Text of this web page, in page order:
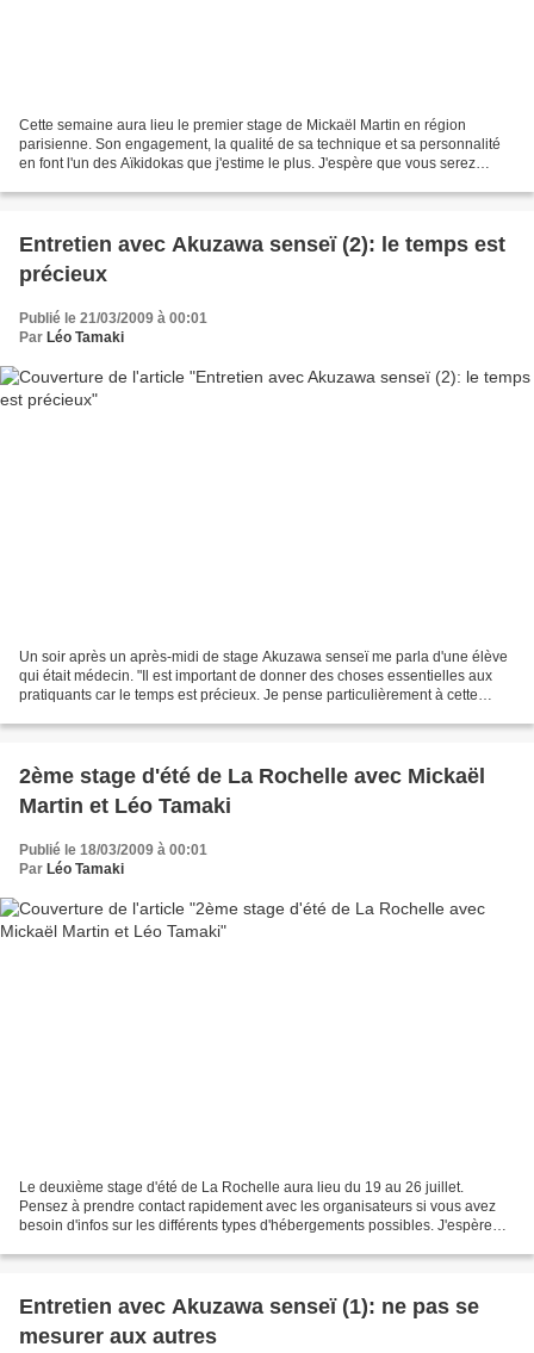
Cette semaine aura lieu le premier stage de Mickaël Martin en région
parisienne. Son engagement, la qualité de sa technique et sa personnalité
en font l'un des Aïkidokas que j'estime le plus. J'espère que vous serez
Entretien avec Akuzawa senseï (2): le temps est
précieux
Publié le 21/03/2009 à 00:01
Par Léo Tamaki
Un soir après un après-midi de stage Akuzawa senseï me parla d'une élève
qui était médecin. "Il est important de donner des choses essentielles aux
pratiquants car le temps est précieux. Je pense particulièrement à cette
2ème stage d'été de La Rochelle avec Mickaël
Martin et Léo Tamaki
Publié le 18/03/2009 à 00:01
Par Léo Tamaki
Le deuxième stage d'été de La Rochelle aura lieu du 19 au 26 juillet.
Pensez à prendre contact rapidement avec les organisateurs si vous avez
besoin d'infos sur les différents types d'hébergements possibles. J'espère
Entretien avec Akuzawa senseï (1): ne pas se
mesurer aux autres